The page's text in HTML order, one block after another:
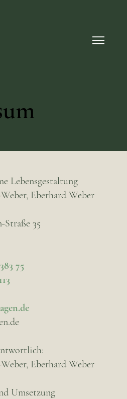
Lebensgestaltung
Eberhard Weber
Straße 35
75
Eberhard Weber
Umsetzung